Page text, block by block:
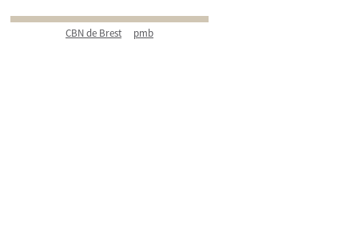
CBN de Brest pmb